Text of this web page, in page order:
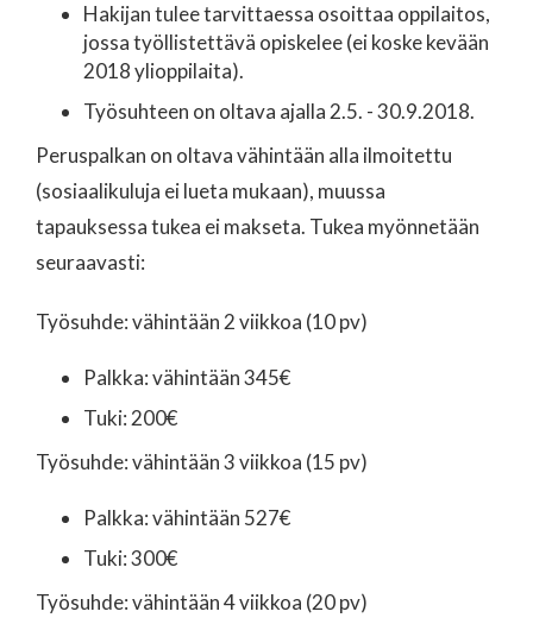
Hakijan tulee tarvittaessa osoittaa oppilaitos,
jossa työllistettävä opiskelee (ei koske kevään
2018 ylioppilaita).
Työsuhteen on oltava ajalla 2.5. - 30.9.2018.
Peruspalkan on oltava vähintään alla ilmoitettu
(sosiaalikuluja ei lueta mukaan), muussa
tapauksessa tukea ei makseta. Tukea myönnetään
seuraavasti:
Työsuhde: vähintään 2 viikkoa (10 pv)
Palkka: vähintään 345€
Tuki: 200€
Työsuhde: vähintään 3 viikkoa (15 pv)
Palkka: vähintään 527€
Tuki: 300€
Työsuhde: vähintään 4 viikkoa (20 pv)